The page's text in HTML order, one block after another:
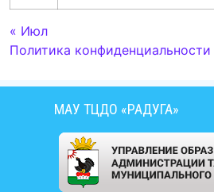
« Июл
Политика конфиденциальности
МАУ ТЦДО «РАДУГА»